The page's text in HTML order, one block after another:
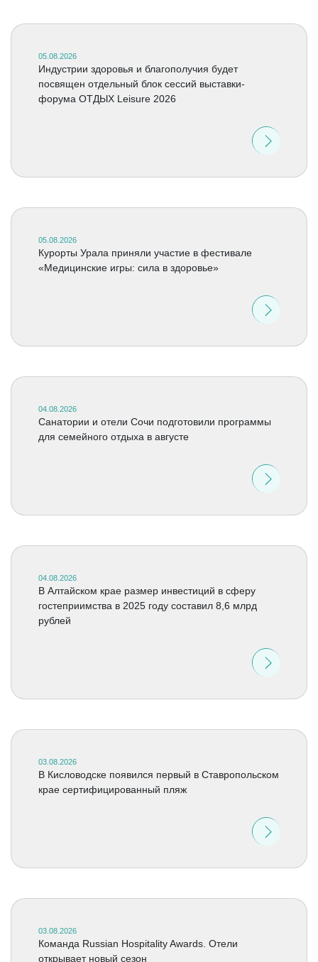
05.08.2026
Индустрии здоровья и благополучия будет
посвящен отдельный блок сессий выставки-
форума ОТДЫХ Leisure 2026
05.08.2026
Курорты Урала приняли участие в фестивале
«Медицинские игры: сила в здоровье»
04.08.2026
Санатории и отели Сочи подготовили программы
для семейного отдыха в августе
04.08.2026
В Алтайском крае размер инвестиций в сферу
гостеприимства в 2025 году составил 8,6 млрд
рублей
03.08.2026
В Кисловодске появился первый в Ставропольском
крае сертифицированный пляж
03.08.2026
Команда Russian Hospitality Awards. Отели
открывает новый сезон